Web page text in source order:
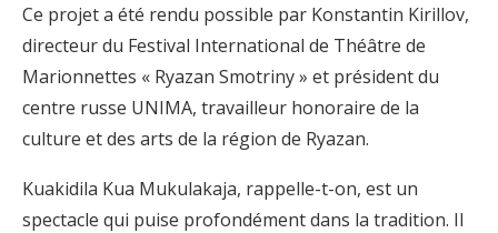
Ce projet a été rendu possible par Konstantin Kirillov,
directeur du Festival International de Théâtre de
Marionnettes « Ryazan Smotriny » et président du
centre russe UNIMA, travailleur honoraire de la
culture et des arts de la région de Ryazan.
Kuakidila Kua Mukulakaja, rappelle-t-on, est un
spectacle qui puise profondément dans la tradition. Il